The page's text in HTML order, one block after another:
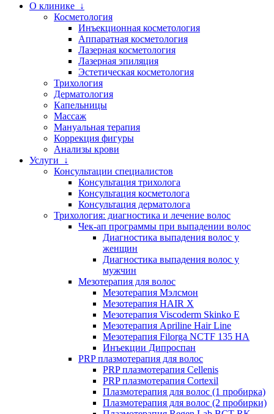
О клинике ↓
Косметология
Инъекционная косметология
Аппаратная косметология
Лазерная косметология
Лазерная эпиляция
Эстетическая косметология
Трихология
Дерматология
Капельницы
Массаж
Мануальная терапия
Коррекция фигуры
Анализы крови
Услуги ↓
Консультации специалистов
Консультация трихолога
Консультация косметолога
Консультация дерматолога
Трихология: диагностика и лечение волос
Чек-ап программы при выпадении волос
Диагностика выпадения волос у
женщин
Диагностика выпадения волос у
мужчин
Мезотерапия для волос
Мезотерапия Мэлсмон
Мезотерапия HAIR X
Мезотерапия Viscoderm Skinko E
Мезотерапия Apriline Hair Line
Мезотерапия Filorga NCTF 135 HA
Инъекции Дипроспан
PRP плазмотерапия для волос
PRP плазмотерапия Cellenis
PRP плазмотерапия Cortexil
Плазмотерапия для волос (1 пробирка)
Плазмотерапия для волос (2 пробирки)